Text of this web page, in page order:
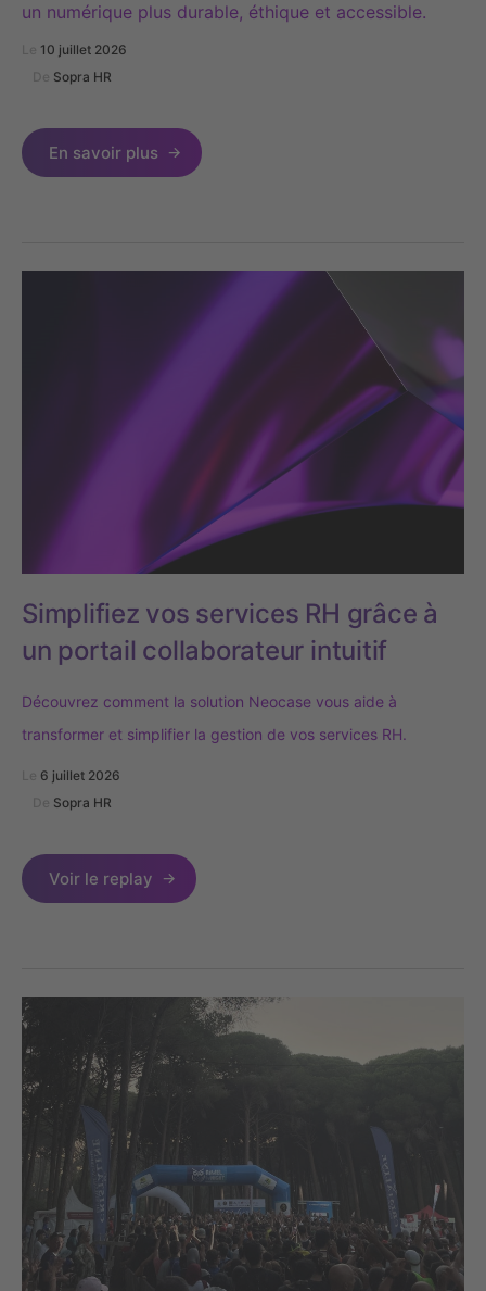
un numérique plus durable, éthique et accessible.
10 juillet 2026
Sopra HR
En savoir plus
Simplifiez vos services RH grâce à
un portail collaborateur intuitif
Découvrez comment la solution Neocase vous aide à
transformer et simplifier la gestion de vos services RH.
6 juillet 2026
Sopra HR
Voir le replay